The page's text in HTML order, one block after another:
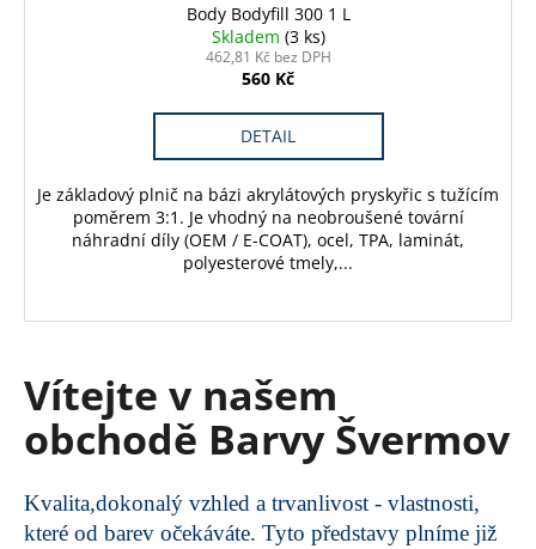
Body Bodyfill 300 1 L
Skladem (3 ks)
462,81 Kč bez DPH
560 Kč
DETAIL
Je základový plnič na bázi akrylátových pryskyřic s tužícím
poměrem 3:1. Je vhodný na neobroušené tovární
náhradní díly (OEM / E-COAT), ocel, TPA, laminát,
polyesterové tmely,...
Vítejte v našem
obchodě Barvy Švermov
Kvalita,dokonalý vzhled a trvanlivost - vlastnosti,
které od barev očekáváte. Tyto představy plníme již